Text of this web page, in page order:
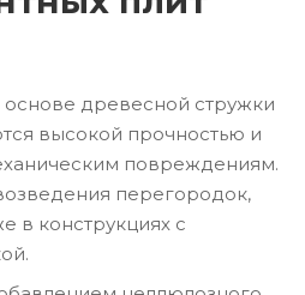
основе древесной стружки
высокой прочностью и
повреждениям.
перегородок,
в конструкциях с